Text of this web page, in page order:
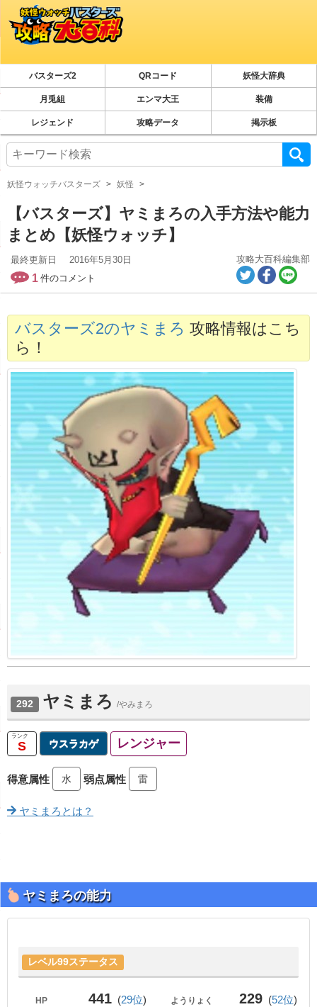
バスターズ2 QRコード 妖怪大辞典
月兎組 エンマ大王 装備
レジェンド 攻略データ 掲示板
妖怪ウォッチバスターズ 妖怪
【バスターズ】ヤミまろの入手方法や能力
まとめ【妖怪ウォッチ】
最終更新日 2016年5月30日
1 件のコメント
攻略大百科編集部
バスターズ2のヤミまろ 攻略情報はこち
ら！
292 ヤミまろ /やみまろ
S ウスラカゲ レンジャー
得意属性 水 弱点属性 雷
ヤミまろとは？
ヤミまろの能力
レベル99ステータス
HP 441 (29位) ようりょく 229 (52位)